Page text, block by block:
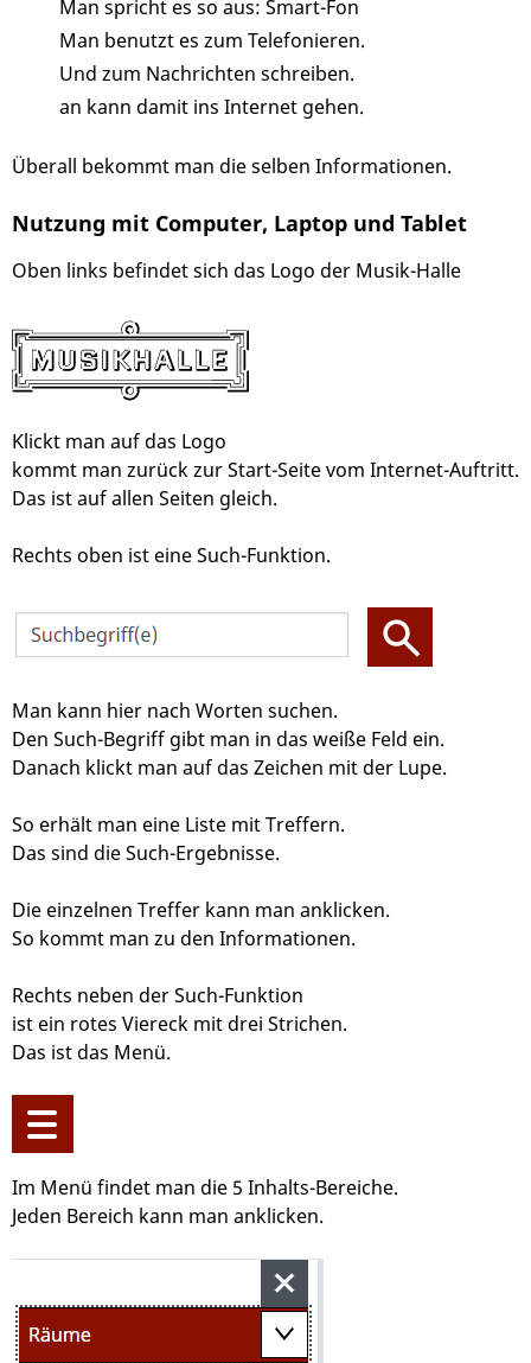
Man spricht es so aus: Smart-Fon
Man benutzt es zum Telefonieren.
Und zum Nachrichten schreiben.
an kann damit ins Internet gehen.
Überall bekommt man die selben Informationen.
Nutzung mit Computer, Laptop und Tablet
Oben links befindet sich das Logo der Musik-Halle
Klickt man auf das Logo
kommt man zurück zur Start-Seite vom Internet-Auftritt.
Das ist auf allen Seiten gleich.
Rechts oben ist eine Such-Funktion.
Man kann hier nach Worten suchen.
Den Such-Begriff gibt man in das weiße Feld ein.
Danach klickt man auf das Zeichen mit der Lupe.
So erhält man eine Liste mit Treffern.
Das sind die Such-Ergebnisse.
Die einzelnen Treffer kann man anklicken.
So kommt man zu den Informationen.
Rechts neben der Such-Funktion
ist ein rotes Viereck mit drei Strichen.
Das ist das Menü.
Im Menü findet man die 5 Inhalts-Bereiche.
Jeden Bereich kann man anklicken.